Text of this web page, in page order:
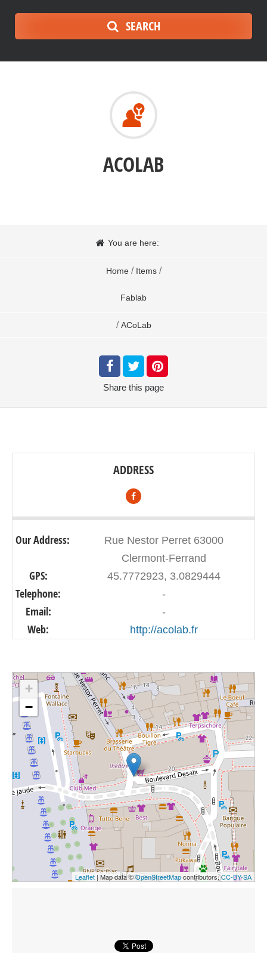
SEARCH
ACOLAB
You are here:
Home / Items /
Fablab
/ ACoLab
Share this page
ADDRESS
Our Address:
Rue Nestor Perret 63000
Clermont-Ferrand
GPS: 45.7772923, 3.0829444
Telephone: -
Email: -
Web: http://acolab.fr
+
−
Leaflet | Map data ©OpenStreetMapcontributors,CC-BY-SA